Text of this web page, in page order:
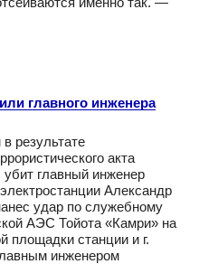
главного инженера
результате
акта
главный инженер
Александр
удар по служебному
АЭС Тойота «Камри» на
площадки станции и г.
инженером